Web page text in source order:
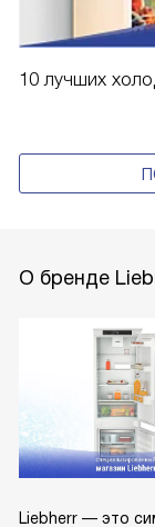
10 лучших
О бренде
Liebherr — это